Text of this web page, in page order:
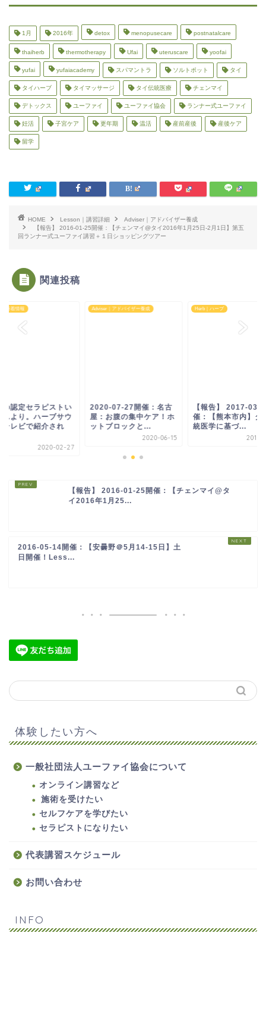
1月 2016年 detox menopusecare postnatalcare
thaiherb thermotherapy Ufai uteruscare yoofai
yufai yufaiacademy スパマントラ ソルトポット タイ
タイハーブ タイマッサージ タイ伝統医療 チェンマイ
デトックス ユーファイ ユーファイ協会 ランナー式ユーファイ
妊活 子宮ケア 更年期 温活 産前産後 産後ケア
留学
HOME Lesson｜講習詳細
Adviser｜アドバイザー養成
【報告】 2016-01-25開催：【チェンマイ@タイ2016年1月25日-2月1日】第五
回ランナー式ユーファイ講習＋１日ショッピングツアー
関連投稿
新着情報
の認定セラピストい
んより。ハーブサウ
テレビで紹介され
2020-02-27
Adviser｜アドバイザー養成
2020-07-27開催：名古
屋：お腹の集中ケア！ホ
ットブロックと...
2020-06-15
Herb｜ハーブ
【報告】 2017-03-
催：【熊本市内】タ
統医学に基づ...
2017-
【報告】 2016-01-25開催：【チェンマイ@タ
イ2016年1月25...
2016-05-14開催：【安曇野＠5月14-15日】土
日開催！Less...
体験したい方へ
一般社団法人ユーファイ協会について
オンライン講習など
施術を受けたい
セルフケアを学びたい
セラピストになりたい
代表講習スケジュール
お問い合わせ
INFO